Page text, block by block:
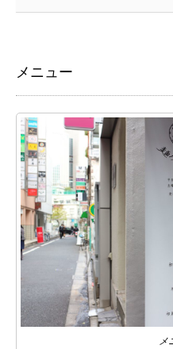
メニュー
メ